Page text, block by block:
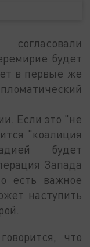
будет
в первые же
Если это "не
"коалиция
будет
Запада
есть важное
наступить
что